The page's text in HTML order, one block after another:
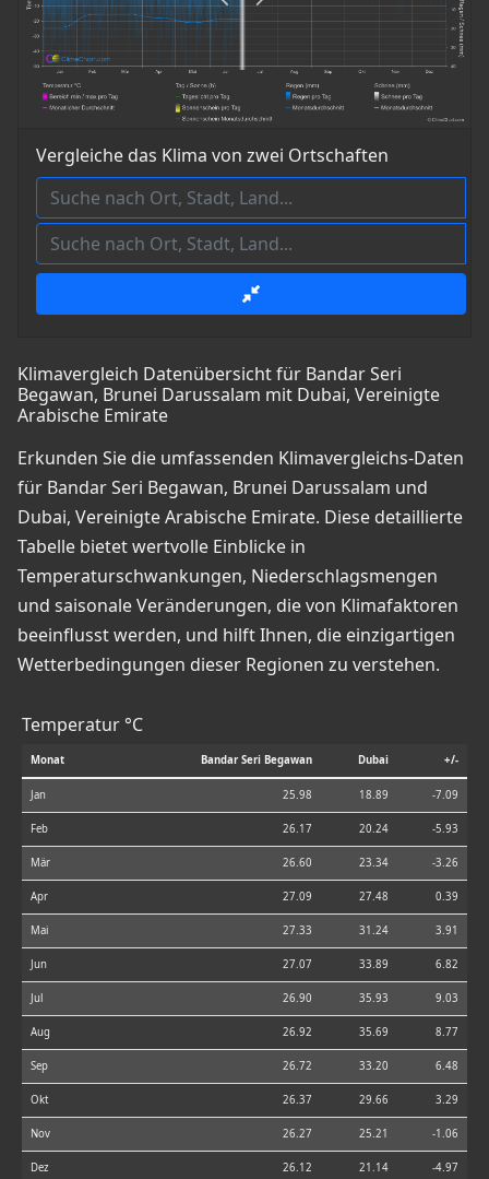
Vergleiche das Klima von zwei Ortschaften
Klimavergleich Datenübersicht für Bandar Seri
Begawan, Brunei Darussalam mit Dubai, Vereinigte
Arabische Emirate
Erkunden Sie die umfassenden Klimavergleichs-Daten
für Bandar Seri Begawan, Brunei Darussalam und
Dubai, Vereinigte Arabische Emirate. Diese detaillierte
Tabelle bietet wertvolle Einblicke in
Temperaturschwankungen, Niederschlagsmengen
und saisonale Veränderungen, die von Klimafaktoren
beeinflusst werden, und hilft Ihnen, die einzigartigen
Wetterbedingungen dieser Regionen zu verstehen.
Temperatur °C
Monat Bandar Seri Begawan Dubai +/-
Jan 25.98 18.89 -7.09
Feb 26.17 20.24 -5.93
Mär 26.60 23.34 -3.26
Apr 27.09 27.48 0.39
Mai 27.33 31.24 3.91
Jun 27.07 33.89 6.82
Jul 26.90 35.93 9.03
Aug 26.92 35.69 8.77
Sep 26.72 33.20 6.48
Okt 26.37 29.66 3.29
Nov 26.27 25.21 -1.06
Dez 26.12 21.14 -4.97